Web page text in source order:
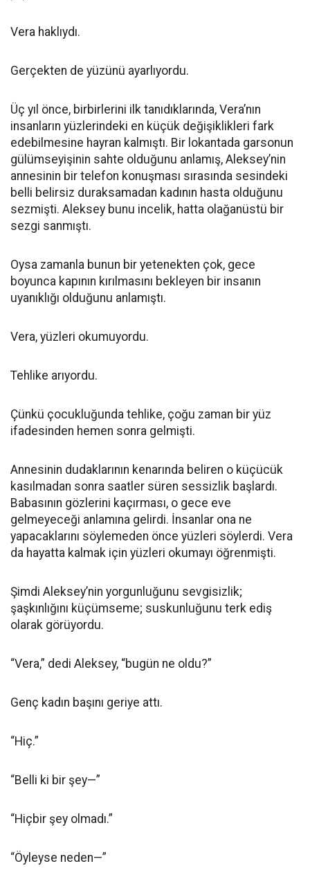
Vera haklıydı.
Gerçekten de yüzünü ayarlıyordu.
Üç yıl önce, birbirlerini ilk tanıdıklarında, Vera’nın
insanların yüzlerindeki en küçük değişiklikleri fark
edebilmesine hayran kalmıştı. Bir lokantada garsonun
gülümseyişinin sahte olduğunu anlamış, Aleksey’nin
annesinin bir telefon konuşması sırasında sesindeki
belli belirsiz duraksamadan kadının hasta olduğunu
sezmişti. Aleksey bunu incelik, hatta olağanüstü bir
sezgi sanmıştı.
Oysa zamanla bunun bir yetenekten çok, gece
boyunca kapının kırılmasını bekleyen bir insanın
uyanıklığı olduğunu anlamıştı.
Vera, yüzleri okumuyordu.
Tehlike arıyordu.
Çünkü çocukluğunda tehlike, çoğu zaman bir yüz
ifadesinden hemen sonra gelmişti.
Annesinin dudaklarının kenarında beliren o küçücük
kasılmadan sonra saatler süren sessizlik başlardı.
Babasının gözlerini kaçırması, o gece eve
gelmeyeceği anlamına gelirdi. İnsanlar ona ne
yapacaklarını söylemeden önce yüzleri söylerdi. Vera
da hayatta kalmak için yüzleri okumayı öğrenmişti.
Şimdi Aleksey’nin yorgunluğunu sevgisizlik;
şaşkınlığını küçümseme; suskunluğunu terk ediş
olarak görüyordu.
“Vera,” dedi Aleksey, “bugün ne oldu?”
Genç kadın başını geriye attı.
“Hiç.”
“Belli ki bir şey—”
“Hiçbir şey olmadı.”
“Öyleyse neden—”